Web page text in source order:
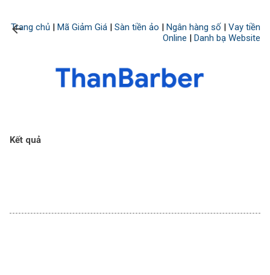
Trang chủ | Mã Giảm Giá | Sàn tiền ảo | Ngân hàng số | Vay tiền
Online | Danh bạ Website
Kết quả